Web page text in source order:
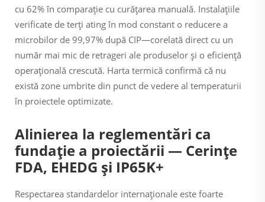
cu 62% în comparație cu curățarea manuală. Instalațiile
verificate de terți ating în mod constant o reducere a
microbilor de 99,97% după CIP—corelată direct cu un
număr mai mic de retrageri ale produselor și o eficiență
operațională crescută. Harta termică confirmă că nu
există zone umbrite din punct de vedere al temperaturii
în proiectele optimizate.
Alinierea la reglementări ca
fundație a proiectării — Cerințe
FDA, EHEDG și IP65K+
Respectarea standardelor internaționale este foarte